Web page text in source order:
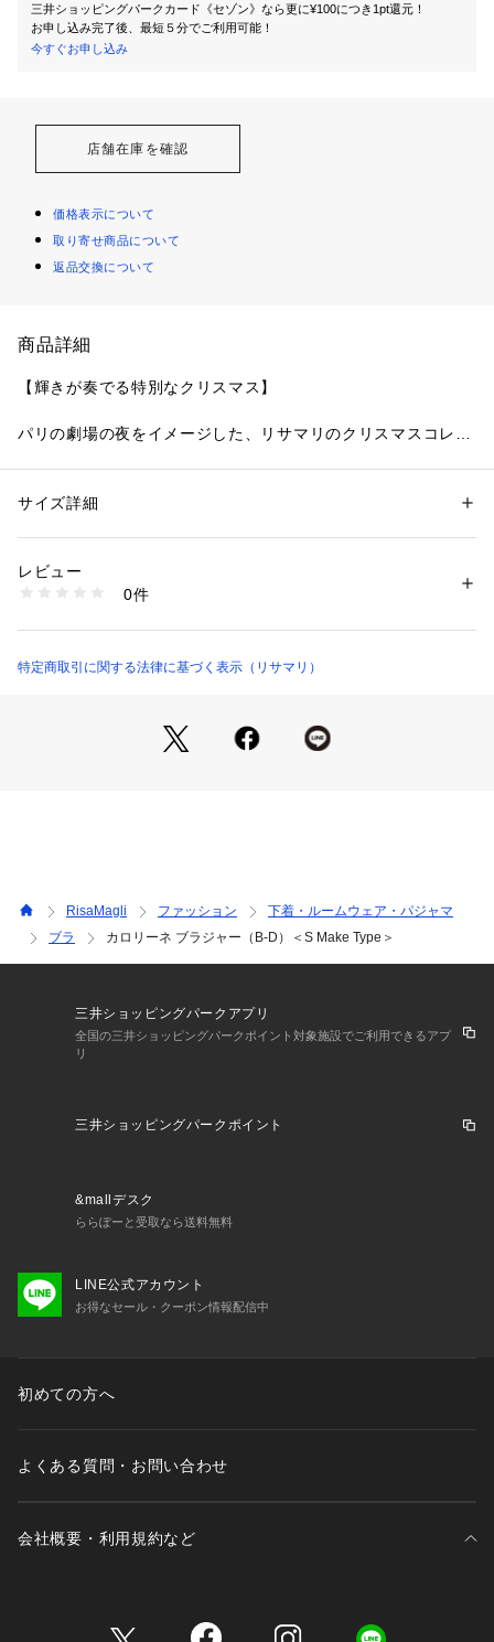
三井ショッピングパークカード《セゾン》なら更に¥100につき1pt還元！
お申し込み完了後、最短５分でご利用可能！
今すぐお申し込み
店舗在庫を確認
価格表示について
取り寄せ商品について
返品交換について
商品詳細
【輝きが奏でる特別なクリスマス】
パリの劇場の夜をイメージした、リサマリのクリスマスコレク
レースは、まるで優美なドレスをまとっているような豪華さに
レースの刺しゅうをほんのりと透かして立体的な印象をプラ
ス。全体に刺しゅうしたラメ糸の輝きが、クリスマスの特別な
した。カラーはワントーンでまとめて輝きを引き立たせた、ク
日常のふとしたたたずまいも、美しいものへと変えてしまうよ
うなアイテムになれますように。ワンランク上の美しさを演出
あるSharpなシルエットを演出します。バックはU字スタイル
でカップの安定感と背中のシルエットをすっきり見せるパター
ンです。
＜こんな方におすすめです＞
脇サイドの余分なお肉が気になる方
デコルテラインにボリュームが欲しい方
＜商品仕様＞
・サイドボーンあり（樹脂製）
・取り外し可能パッド付属（不織布製）
＜関連アイテム＞
・69281 ブラジャー（E・F）
・69282 ブラジャー（G・H）
・79281 レースショーツ
性別：レディース
素材：ナイロン・ポリエステル・ポリウレタン
商品番号：
N05-69280 （ショップ）
サイズ詳細
レビュー
0件
特定商取引に関する法律に基づく表示（リサマリ）
RisaMagli ファッション
下着・ルームウェア・パジャマ
ブラ
カロリーネ ブラジャー（B-D）＜S Make Type＞
三井ショッピングパークアプリ
全国の三井ショッピングパークポイント対象施設でご利用できるアプ
リ
三井ショッピングパークポイント
&mallデスク
ららぽーと受取なら送料無料
LINE公式アカウント
お得なセール・クーポン情報配信中
初めての方へ
よくある質問・お問い合わせ
会社概要・利用規約など